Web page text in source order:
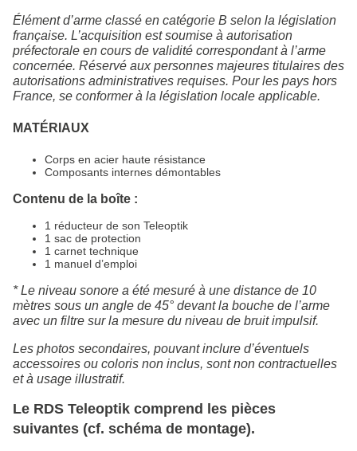
Élément d’arme classé en catégorie B selon la législation
française. L’acquisition est soumise à autorisation
préfectorale en cours de validité correspondant à l’arme
concernée. Réservé aux personnes majeures titulaires des
autorisations administratives requises. Pour les pays hors
France, se conformer à la législation locale applicable.
MATÉRIAUX
Corps en acier haute résistance
Composants internes démontables
Contenu de la boîte :
1 réducteur de son Teleoptik
1 sac de protection
1 carnet technique
1 manuel d’emploi
* Le niveau sonore a été mesuré à une distance de 10
mètres sous un angle de 45° devant la bouche de l’arme
avec un filtre sur la mesure du niveau de bruit impulsif.
Les photos secondaires, pouvant inclure d’éventuels
accessoires ou coloris non inclus, sont non contractuelles
et à usage illustratif.
Le RDS Teleoptik comprend les pièces
suivantes (cf. schéma de montage).